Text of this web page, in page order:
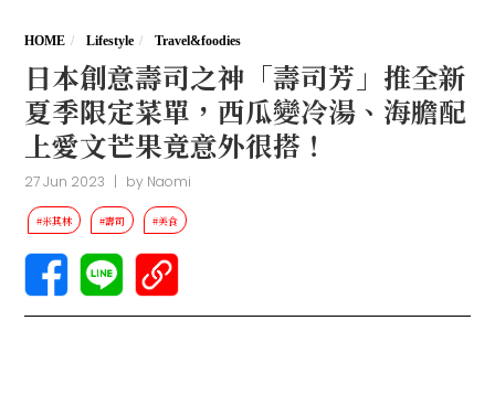
HOME Lifestyle Travel&foodies
日本創意壽司之神「壽司芳」推全新
夏季限定菜單，西瓜變冷湯、海膽配
上愛文芒果竟意外很搭！
27 Jun 2023 | by Naomi
#米其林 #壽司 #美食